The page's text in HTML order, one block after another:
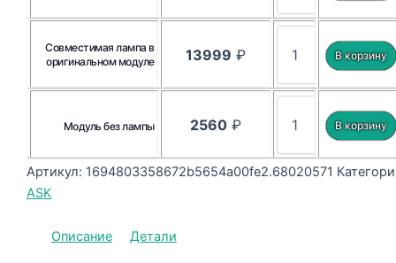
Совместимая лампа в
оригинальном модуле
13999 ₽
Модуль без лампы 2560₽
Артикул: 1694803358672b5654a00fe2.68020571
ASK
Описание Детали